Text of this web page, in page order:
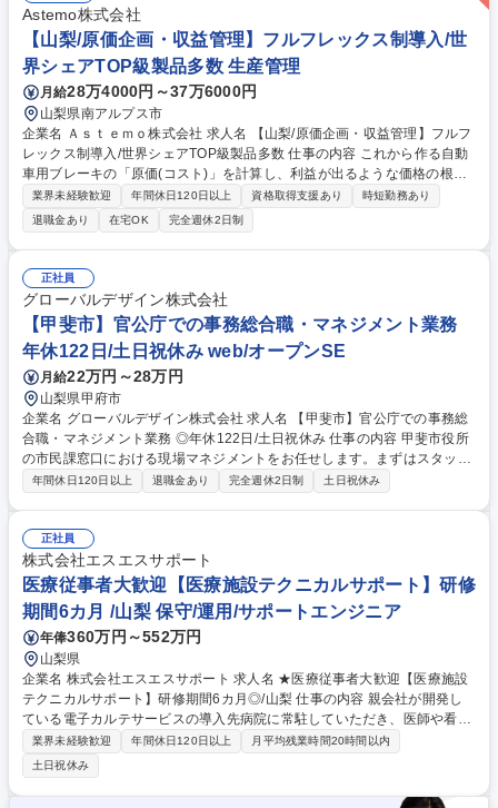
定用）等 【採用背景】新規医薬品の立ち上げに伴う試験方法立ち上げ、新
棟立上げに伴う製造工程の環境評価、バリデーションを担うため組織強化
を図る。 募集職種 【山梨/甲府医薬品工場】品質管理(新ライン立ち上げ・
環境評価)
Astemo株式会社
【山梨/原価企画・収益管理】フルフレックス制導入/世
界シェアTOP級製品多数 生産管理
月給28万4000円～37万6000円
山梨県南アルプス市
企業名 Ａｓｔｅｍｏ株式会社 求人名 【山梨/原価企画・収益管理】フルフ
レックス制導入/世界シェアTOP級製品多数 仕事の内容 これから作る自動
車用ブレーキの「原価(コスト)」を計算し、利益が出るような価格の根拠
を作る仕事を担当。開発フェーズごとのコスト分析や、利益を最大化する
ための売価案立案等を進めて頂きます。 【詳細業務】■新製品の原価計画
(分析・検討)■開発フェーズごとの収支フォローおよび社内会議の運営■関
連会社間の見積案件における原価算出・売価案立案■アフターパーツのコ
スト算出 ※昨今の値上げ情勢の中、ブレーキ製品も原価Upによる工場収
益を圧迫しており、新製品(現行品含む)についても価格転嫁させるべく、
更なる工場原価の細部分析/提示ロジック検討を進めて頂きます。 募集職
種 【山梨/原価企画・収益管理】フルフレックス制導入/世界シェアTOP級
製品多数
業界未経験歓迎 年間休日120日以上 資格取得支援あり
時短勤務あり
退職金あり
在宅OK 完全週休2日制
正社員
グローバルデザイン株式会社
【甲斐市】官公庁での事務総合職・マネジメント業務
年休122日/土日祝休み web/オープンSE
月給22万円～28万円
山梨県甲府市
企業名 グローバルデザイン株式会社 求人名 【甲斐市】官公庁での事務総
合職・マネジメント業務 ◎年休122日/土日祝休み 仕事の内容 甲斐市役所
の市民課窓口における現場マネジメントをお任せします。まずはスタッフ
業務から学び業務を習得。現場の改善提案などを通じて、市民の方々が利
導・シフト調整・研修計画策定 ・行政担当者との打ち合わせ、課題解決に
向けた提案 まずは現場実務からスタートするため行政知識がなくても安
心。店舗や現場で培った対人スキルをフルに活かせます。 募集職種 【甲
斐市】官公庁での事務総合職・マネジメント業務 ◎年休122日/土日祝休み
年間休日120日以上 退職金あり 完全週休2日制 土日祝休み
正社員
株式会社エスエスサポート
医療従事者大歓迎【医療施設テクニカルサポート】研修
期間6カ月 /山梨 保守/運用/サポートエンジニア
年俸360万円～552万円
山梨県
企業名 株式会社エスエスサポート 求人名 ★医療従事者大歓迎【医療施設
テクニカルサポート】研修期間6カ月◎/山梨 仕事の内容 親会社が開発し
ている電子カルテサービスの導入先病院に常駐していただき、医師や看護
師の方々のお困りごとに応えるテクニカルサポート業務をお任せいたしま
す。医療業界を支える、やりがいの強いお仕事です◎ 【具体的には】シス
テムの操作説明、PCトラブルシューティング、データバックアップ確認
等のテクニカルサポート、各部門からの問い合わせ対応、医療情報システ
業界未経験歓迎 年間休日120日以上
月平均残業時間20時間以内
土日祝休み